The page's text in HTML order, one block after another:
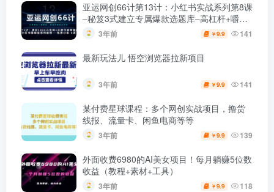
亚运网创66计第13计：小红书实战系列第8课
–秘笈3式建立专属爆款选题库–高杠杆+嚼碎
喂嘴里3年前 ￥9.9 141
最新玩法儿 悟空浏览器拉新项目
3年前 ￥9.9 141
某付费星球课程：多个网创实战项目，撸货
线报、流量卡、闲鱼电商等等
3年前 ￥9.9 139
外面收费6980的AI美女项目！每月躺赚5位数
收益（教程+素材+工具）
3年前 ￥9.9 118